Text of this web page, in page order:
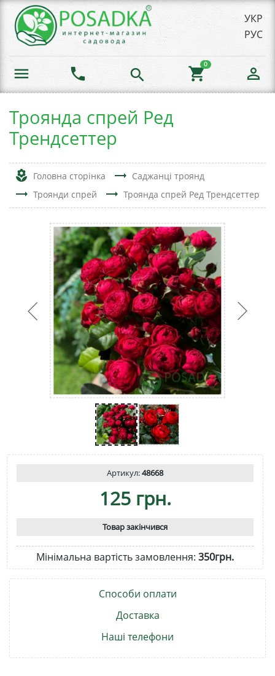
УКР
РУС
menu phone search shopping_cart
0
person_outline
Троянда спрей Ред
Трендсеттер
local_florist Головна сторінка trending_flat Саджанці троянд
trending_flat Троянди спрей trending_flat Троянда спрей Ред Трендсеттер
Артикул:48668
125 грн.
Товар закінчився
Мінімальна вартість замовлення: 350грн.
Способи оплати
Доставка
Наші телефони